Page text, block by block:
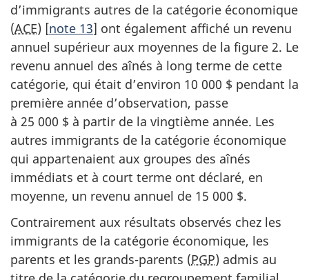
d’immigrants autres de la catégorie économique
(ACE) [note 13] ont également affiché un revenu
annuel supérieur aux moyennes de la figure 2. Le
revenu annuel des aînés à long terme de cette
catégorie, qui était d’environ 10 000 $ pendant la
première année d’observation, passe
à 25 000 $ à partir de la vingtième année. Les
autres immigrants de la catégorie économique
qui appartenaient aux groupes des aînés
immédiats et à court terme ont déclaré, en
moyenne, un revenu annuel de 15 000 $.
Contrairement aux résultats observés chez les
immigrants de la catégorie économique, les
parents et les grands-parents (PGP) admis au